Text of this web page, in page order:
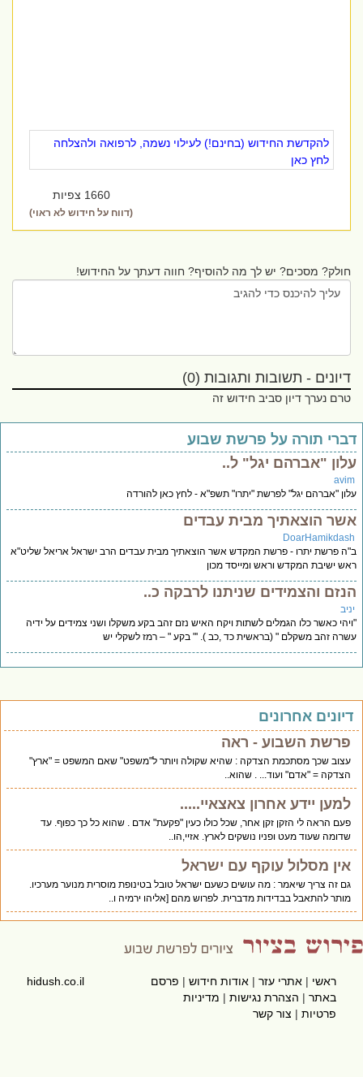
להקדשת החידוש (בחינם!) לעילוי נשמה, לרפואה ולהצלחה
לחץ כאן
1660 צפיות
(דווח על חידוש לא ראוי)
חולק? מסכים? יש לך מה להוסיף? חווה דעתך על החידוש!
דיונים - תשובות ותגובות (0)
טרם נערך דיון סביב חידוש זה
תורה על פרשת שבוע
"אברהם יגל" ל..
"אברהם יגל" לפרשת "יתרו" תשפ"א - לחץ כאן להורדה
הוצאתיך מבית עבדים
פרשת יתרו - פרשת המקדש אשר הוצאתיך מבית עבדים הרב ישראל אריאל שליט"א
ישיבת המקדש וראש ומייסד מכון
והצמידים שניתנו לרבקה כ..
כאשר כלו הגמלים לשתות ויקח האיש נזם זהב בקע משקלו ושני צמידים על ידיה
זהב משקלם " (בראשית כד ,כב ). '" בקע " – רמז לשקלי יש
אחרונים
פרשת השבוע - ראה
עצוב שכך מסתכמת הצדקה : שהיא שקולה ויותר ל"משפט" שאם המשפט = "ארץ"
הצדקה = "אדם" ועוד... . שהוא..
למען יידע אחרון צאצאיי.....
פעם הראה לי הזקן זקן אחר, שכל כולו כעין "פקעת" אדם . שהוא כל כך כפוף. עד
שדומה שעוד מעט ופניו נושקים לארץ. אזיי,הו..
אין מסלול עוקף עם ישראל
גם זה צריך שיאמר : מה עושים כשעם ישראל טובל בטינופת מוסרית מנוער מערכיו.
מותר להתאבל בבדידות מדברית. לפרוש מהם [אליהו ירמיה ו..
ראשי|אתרי עזר|אודות חידוש|פרסם
באתר|הצהרת נגישות|מדיניות
פרטיות|צור קשר
hidush.co.il